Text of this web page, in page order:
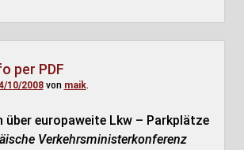
per PDF
10/2008von maik.
über europaweite Lkw – Parkplätze
Verkehrsministerkonferenz